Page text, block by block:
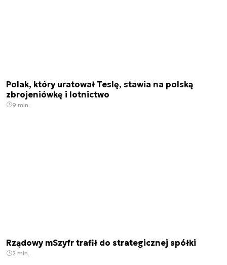
Polak, który uratował Teslę, stawia na polską
zbrojeniówkę i lotnictwo
9 min.
Rządowy mSzyfr trafił do strategicznej spółki
2 min.